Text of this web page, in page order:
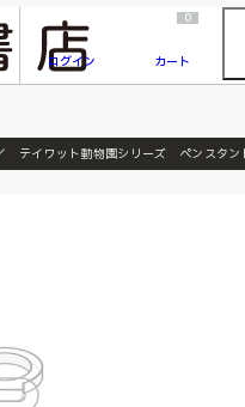
『ONE PIECE magazine 021 ONE PIECEカード付き同梱版』発売延期のご案内
ログイン
0
カート
テイワット動物園シリーズ ペンスタン